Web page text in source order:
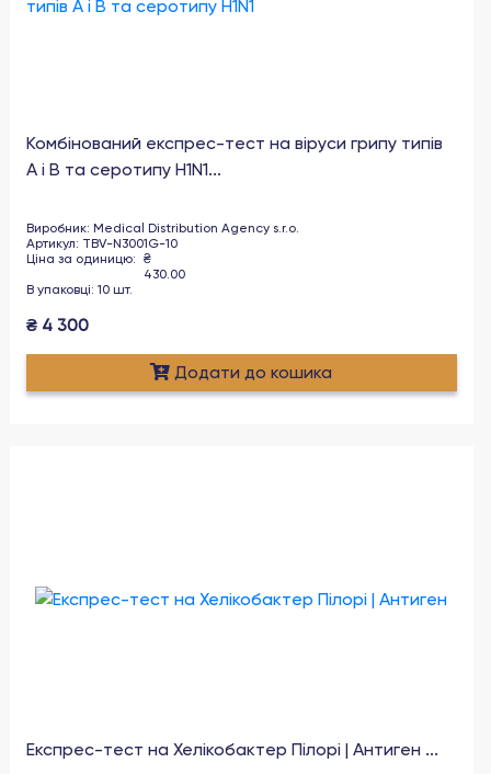
Комбінований експрес-тест на віруси грипу типів
A і B та серотипу H1N1...
Виробник: Medical Distribution Agency s.r.o.
Артикул: TBV-N3001G-10
Ціна за одиницю: ₴
430.00
В упаковці: 10 шт.
₴ 4 300
Додати до кошика
Експрес-тест на Хелікобактер Пілорі | Антиген ...